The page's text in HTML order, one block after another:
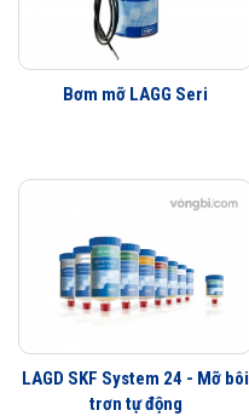
Bơm mỡ LAGG Seri
LAGD SKF System 24 - Mỡ bôi
trơn tự động